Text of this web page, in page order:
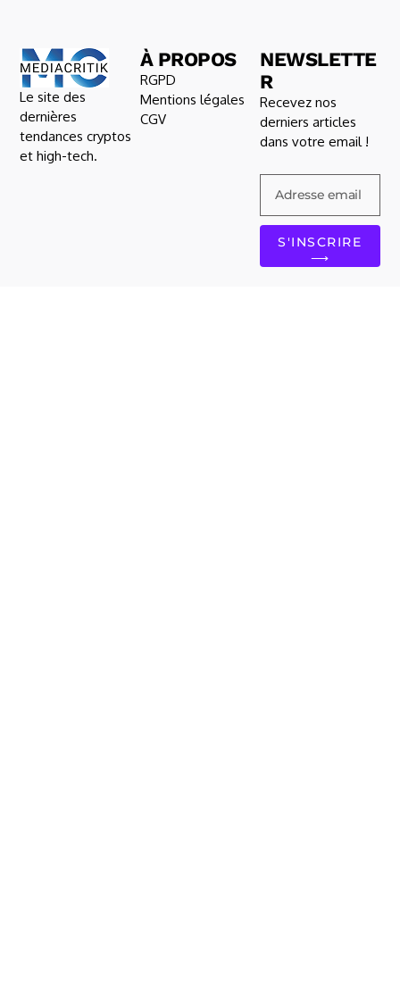
Le site des
dernières
tendances cryptos
et high-tech.
À PROPOS
RGPD
Mentions légales
CGV
NEWSLETTE
R
Recevez nos
derniers articles
dans votre email !
S'INSCRIRE
⟶